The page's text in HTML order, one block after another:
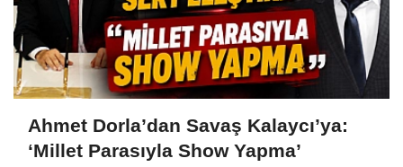
Ahmet Dorla’dan Savaş Kalaycı’ya:
‘Millet Parasıyla Show Yapma’